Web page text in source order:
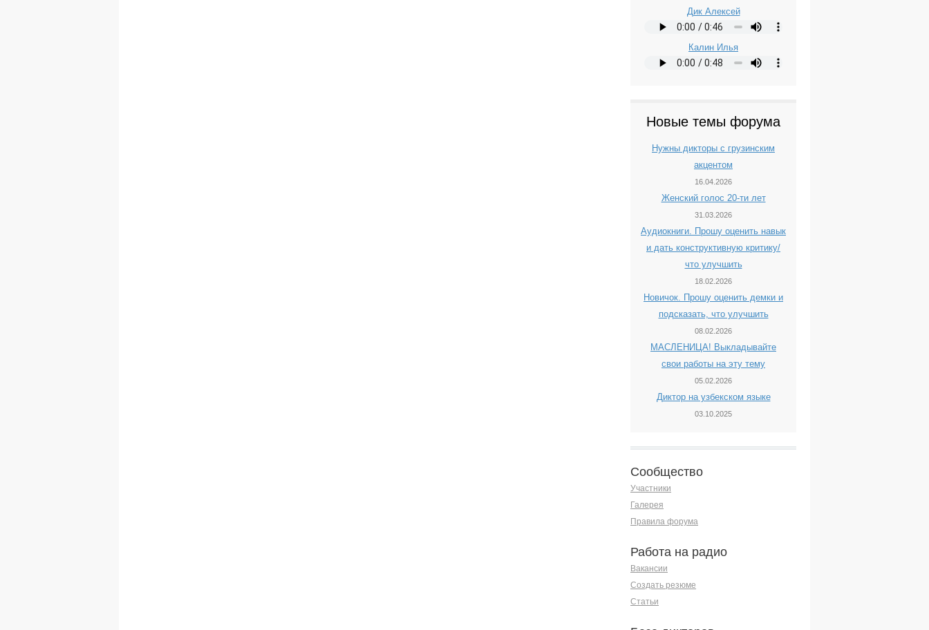
Дик Алексей
Калин Илья
Новые темы форума
Нужны дикторы с грузинским
акцентом
16.04.2026
Женский голос 20-ти лет
31.03.2026
Аудиокниги. Прошу оценить навык
и дать конструктивную критику/
что улучшить
18.02.2026
Новичок. Прошу оценить демки и
подсказать, что улучшить
08.02.2026
МАСЛЕНИЦА! Выкладывайте
свои работы на эту тему
05.02.2026
Диктор на узбекском языке
03.10.2025
Сообщество
Участники
Галерея
Правила форума
Работа на радио
Вакансии
Создать резюме
Статьи